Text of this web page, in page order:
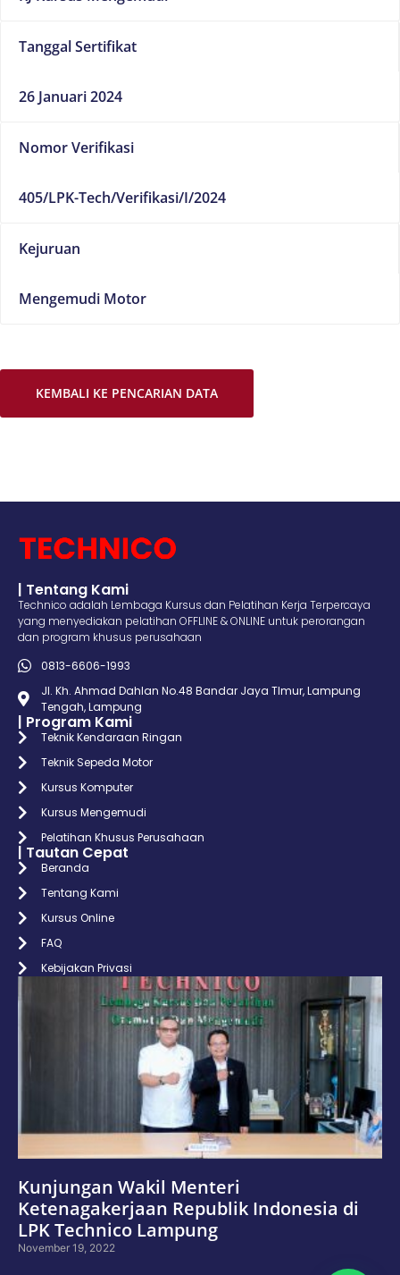
Tanggal Sertifikat
26 Januari 2024
Nomor Verifikasi
405/LPK-Tech/Verifikasi/I/2024
Kejuruan
Mengemudi Motor
KEMBALI KE PENCARIAN DATA
| Tentang Kami
Technico adalah Lembaga Kursus dan Pelatihan Kerja Terpercaya
yang menyediakan pelatihan OFFLINE & ONLINE untuk perorangan
dan program khusus perusahaan
0813-6606-1993
Jl. Kh. Ahmad Dahlan No.48 Bandar Jaya TImur, Lampung
Tengah, Lampung
| Program Kami
Teknik Kendaraan Ringan
Teknik Sepeda Motor
Kursus Komputer
Kursus Mengemudi
Pelatihan Khusus Perusahaan
| Tautan Cepat
Beranda
Tentang Kami
Kursus Online
FAQ
Kebijakan Privasi
Kunjungan Wakil Menteri
Ketenagakerjaan Republik Indonesia di
LPK Technico Lampung
November 19, 2022